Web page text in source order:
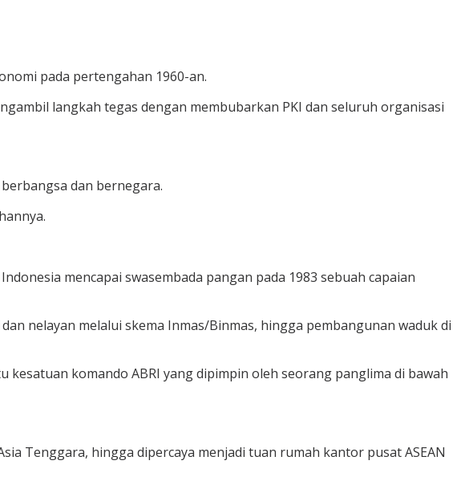
pada pertengahan 1960-an.
langkah tegas dengan membubarkan PKI dan seluruh organisasi
dan bernegara.
mencapai swasembada pangan pada 1983 sebuah capaian
nelayan melalui skema Inmas/Binmas, hingga pembangunan waduk di
kesatuan komando ABRI yang dipimpin oleh seorang panglima di bawah
Tenggara, hingga dipercaya menjadi tuan rumah kantor pusat ASEAN